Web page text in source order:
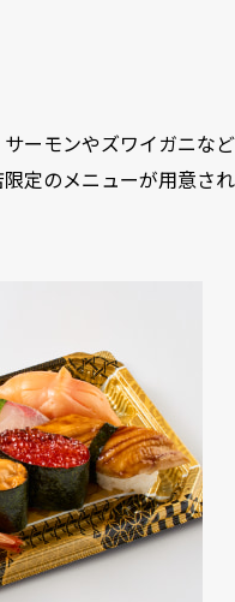
ーモンやズワイガニなど
定のメニューが用意され